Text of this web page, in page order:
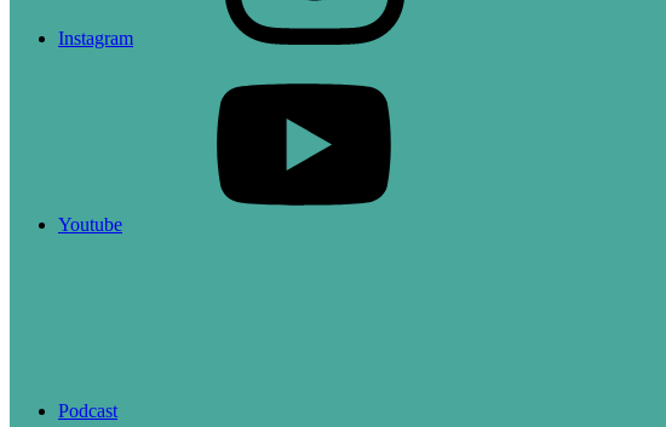
Instagram
Youtube
Podcast